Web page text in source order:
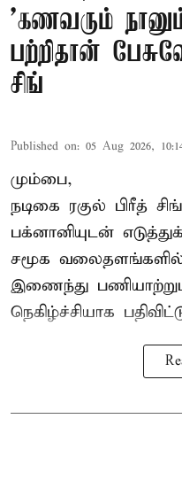
’கணவரும்
பற்றிதான்
சிங்
Published on: 05 Aug 2026,
மும்பை,
நடிகை ரகுல் பிரீத் சிங்
பக்னானியுடன்
சமூக வலைதளங்களில்
இணைந்து
நெகிழ்ச்சியாக